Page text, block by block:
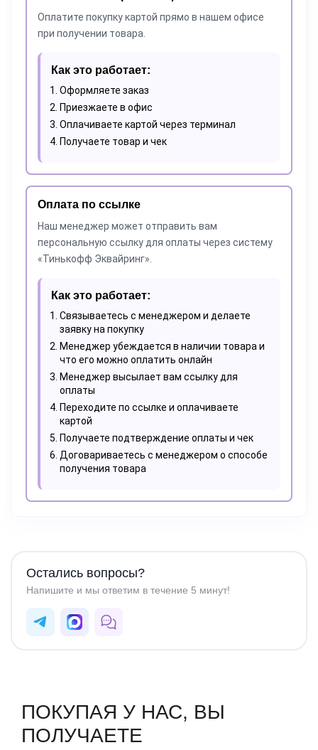
Оплатите покупку картой прямо в нашем офисе
при получении товара.
Как это работает:
Оформляете заказ
Приезжаете в офис
Оплачиваете картой через терминал
Получаете товар и чек
Оплата по ссылке
Наш менеджер может отправить вам
персональную ссылку для оплаты через систему
«Тинькофф Эквайринг».
Как это работает:
Связываетесь с менеджером и делаете
заявку на покупку
Менеджер убеждается в наличии товара и
что его можно оплатить онлайн
Менеджер высылает вам ссылку для
оплаты
Переходите по ссылке и оплачиваете
картой
Получаете подтверждение оплаты и чек
Договариваетесь с менеджером о способе
получения товара
Остались вопросы?
Напишите и мы ответим в течение 5 минут!
ПОКУПАЯ У НАС, ВЫ
ПОЛУЧАЕТЕ